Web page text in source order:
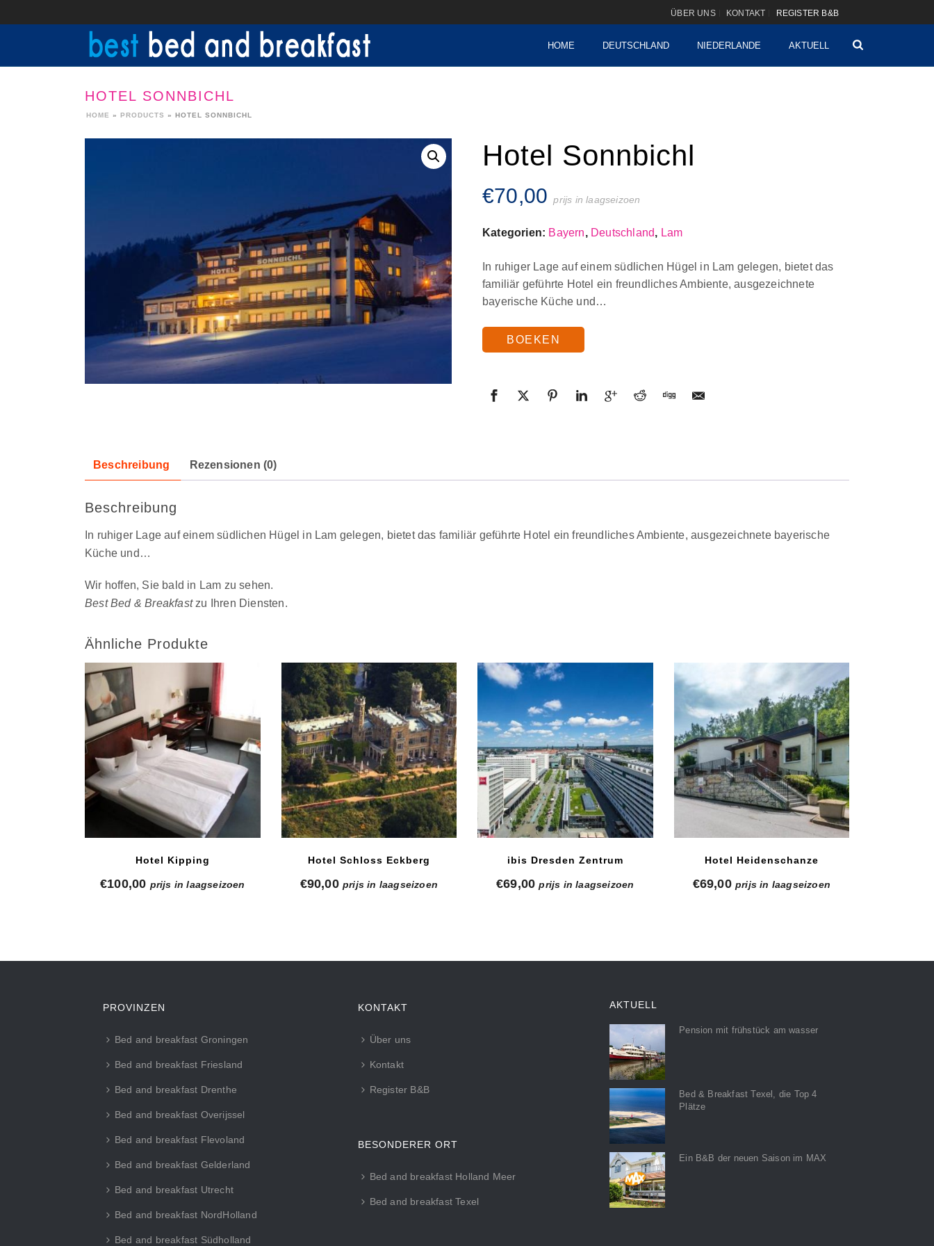
ÜBER UNS KONTAKT REGISTER B&B
HOME DEUTSCHLAND NIEDERLANDE AKTUELL
HOTEL SONNBICHL
HOME » PRODUCTS » HOTEL SONNBICHL
Hotel Sonnbichl
€70,00 prijs in laagseizoen
Kategorien: Bayern, Deutschland, Lam
In ruhiger Lage auf einem südlichen Hügel in Lam gelegen, bietet das
familiär geführte Hotel ein freundliches Ambiente, ausgezeichnete
bayerische Küche und…
BOEKEN
Beschreibung Rezensionen (0)
Beschreibung
In ruhiger Lage auf einem südlichen Hügel in Lam gelegen, bietet das familiär geführte Hotel ein freundliches Ambiente, ausgezeichnete bayerische
Küche und…
Wir hoffen, Sie bald in Lam zu sehen.
Best Bed & Breakfastzu Ihren Diensten.
Ähnliche Produkte
Hotel Kipping
€100,00 prijs in laagseizoen
Hotel Schloss Eckberg
€90,00 prijs in laagseizoen
ibis Dresden Zentrum
€69,00 prijs in laagseizoen
Hotel Heidenschanze
€69,00 prijs in laagseizoen
PROVINZEN
Bed and breakfast Groningen
Bed and breakfast Friesland
Bed and breakfast Drenthe
Bed and breakfast Overijssel
Bed and breakfast Flevoland
Bed and breakfast Gelderland
Bed and breakfast Utrecht
Bed and breakfast NordHolland
Bed and breakfast Südholland
KONTAKT
Über uns
Kontakt
Register B&B
BESONDERER ORT
Bed and breakfast Holland Meer
Bed and breakfast Texel
AKTUELL
Pension mit frühstück am wasser
Bed & Breakfast Texel, die Top 4
Plätze
Ein B&B der neuen Saison im MAX